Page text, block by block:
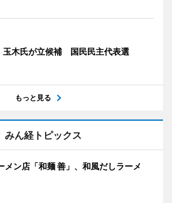
玉木氏が立候補 国民民主代表選
もっと見る
みん経トピックス
メン店「和麺 善」、和風だしラーメ